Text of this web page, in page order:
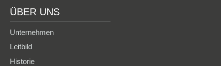
ÜBER UNS
Unternehmen
Leitbild
Historie